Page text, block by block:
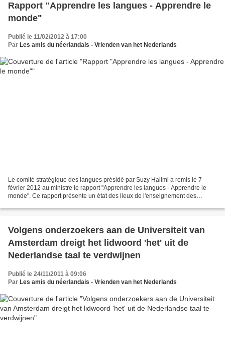
Rapport "Apprendre les langues - Apprendre le
monde"
Publié le 11/02/2012 à 17:00
Par Les amis du néerlandais - Vrienden van het Nederlands
Le comité stratégique des langues présidé par Suzy Halimi a remis le 7
février 2012 au ministre le rapport "Apprendre les langues - Apprendre le
monde". Ce rapport présente un état des lieux de l'enseignement des
Volgens onderzoekers aan de Universiteit van
Amsterdam dreigt het lidwoord 'het' uit de
Nederlandse taal te verdwijnen
Publié le 24/11/2011 à 09:06
Par Les amis du néerlandais - Vrienden van het Nederlands